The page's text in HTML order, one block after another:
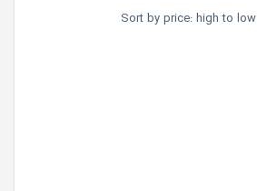
Sort by price: high to low